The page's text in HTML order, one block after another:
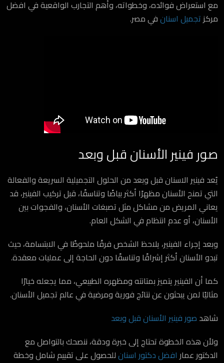
مع استعراض فوائده، وخطواته، وأهم التجارب الواقعية في افضل
مركزتجميل اسنانفي مصر.
صور فينير الأسنان قبل وبعد
يُعد فينير الاسنان قبل وبعد من الحلول التجميلية السريعة والفعالة
التي تمنح الأسنان مظهرًا أكثر بياضًا وتناسقًا، قبل تركيب الفينير، قد
يعاني المريض من مشاكل مثل تصبغات الأسنان، والفجوات بين
الأسنان، أو عدم انتظام في الشكل العام.
وبعد إجراء الفينير، يلاحظ الشخص فرقًا ملحوظًا في الابتسامة، حيث
تبدو الأسنان أكثر إشراقًا وتناسقًا دون الحاجة إلى عمليات معقدة.
كما أن الفينير يتميز بمتانته ومظهره الطبيعي، مما يجعله خيارًا
مثاليًا لمن يبحثون عن نتائج فورية ومرضية في عالم تجميل الأسنان.
شاهد صور فينير الأسنان قبل وبعد
ولأن هذه الخطوة تحتاج إلى خبرة ودقة، ننصحك بالتواصل مع
الدكتور عمارافضل دكتور اسنانللحصول على تقييم شامل وخطة